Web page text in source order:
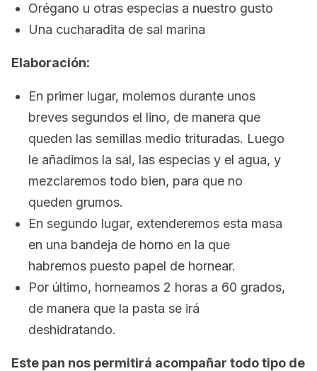
Orégano u otras especias a nuestro gusto
Una cucharadita de sal marina
Elaboración:
En primer lugar, molemos durante unos
breves segundos el lino, de manera que
queden las semillas medio trituradas. Luego
le añadimos la sal, las especias y el agua, y
mezclaremos todo bien, para que no
queden grumos.
En segundo lugar, extenderemos esta masa
en una bandeja de horno en la que
habremos puesto papel de hornear.
Por último, horneamos 2 horas a 60 grados,
de manera que la pasta se irá
deshidratando.
Este pan nos permitirá acompañar todo tipo de